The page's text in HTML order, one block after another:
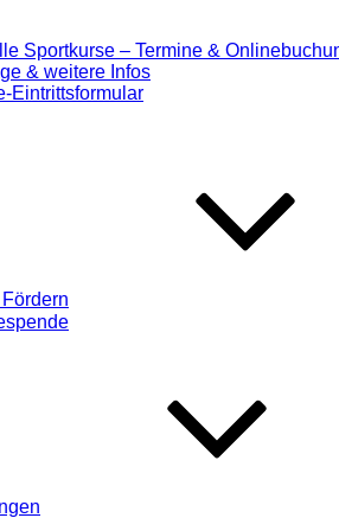
Sportkurse – Termine &
& weitere Infos
Eintrittsformular